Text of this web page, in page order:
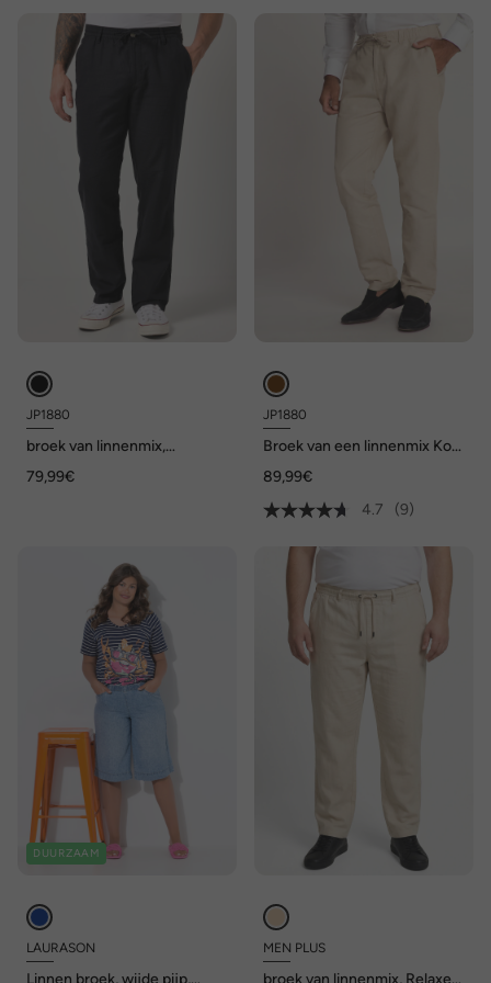
JP1880
broek van linnenmix,
79,99€
JP1880
Broek van een linnenmix Kos,
maat 72
89,99€
4.7
(9)
DUURZAAM
LAURASON
Linnen broek, wijde pijp,
MEN PLUS
broek van linnenmix, Relaxed